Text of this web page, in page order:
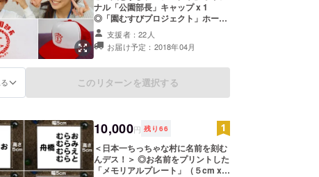
ナル「公園部長」キャップ x 1
◎「園むすびプロジェクト」ホーム
ページ内に「スペシャルサポー
ター」としてお名前を掲載（文字サ
イズ：小） http://enmusubi-
支援者：22人
お届け予定：2018年04月
このリターンを選択する
10,000円 残り 66
＜日本一ちっちゃな村に名前を刻む
んデス！＞ ◎お名前をプリントした
「メモリアルプレート」（５cm x５